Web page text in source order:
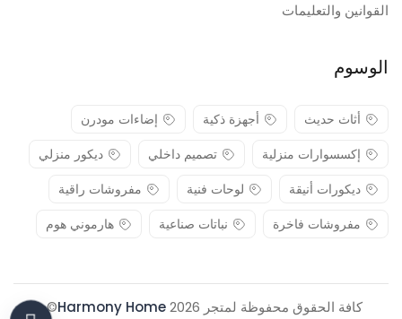
القوانين والتعليمات
الوسوم
أثاث حديث أجهزة ذكية
إضاءات مودرن
إكسسوارات منزلية
تصميم داخلي
ديكور منزلي
ديكورات أنيقة
لوحات فنية
مفروشات راقية
مفروشات فاخرة
نباتات صناعية هارموني هوم
كافة الحقوق محفوظة لمتجر 2026 Harmony Home
© .